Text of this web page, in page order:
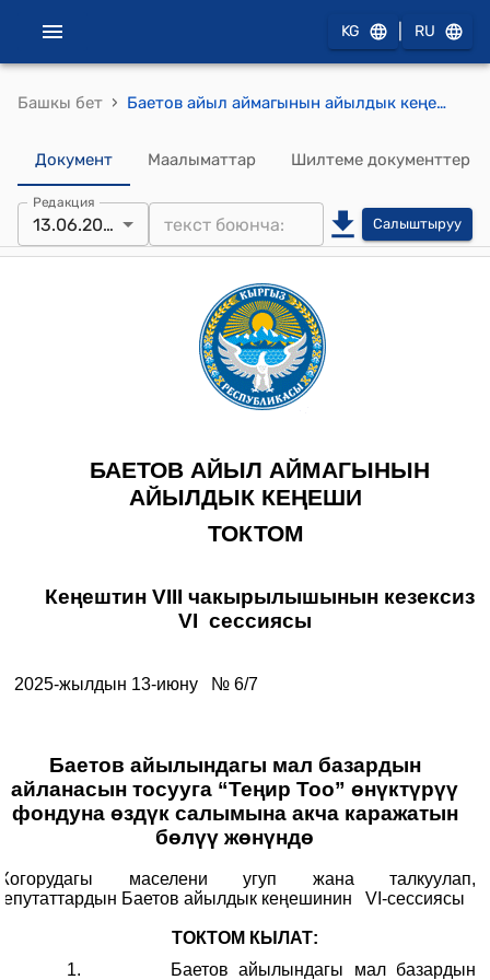
KG RU
Башкы бет › Баетов айыл аймагынын айылдык кеңешинин 2025-жылдын 13-июнундагы №6/7 "Баетов айылындагы мал базардын айланасын тосууга “Теңир Тоо” өнүктүрүү фондуна өздүк салымына акча каражатын бөлүү жөнүндө" Токтому
Документ Маалыматтар Шилтеме документтер
Редакция
13.06.2025 Салыштыруу